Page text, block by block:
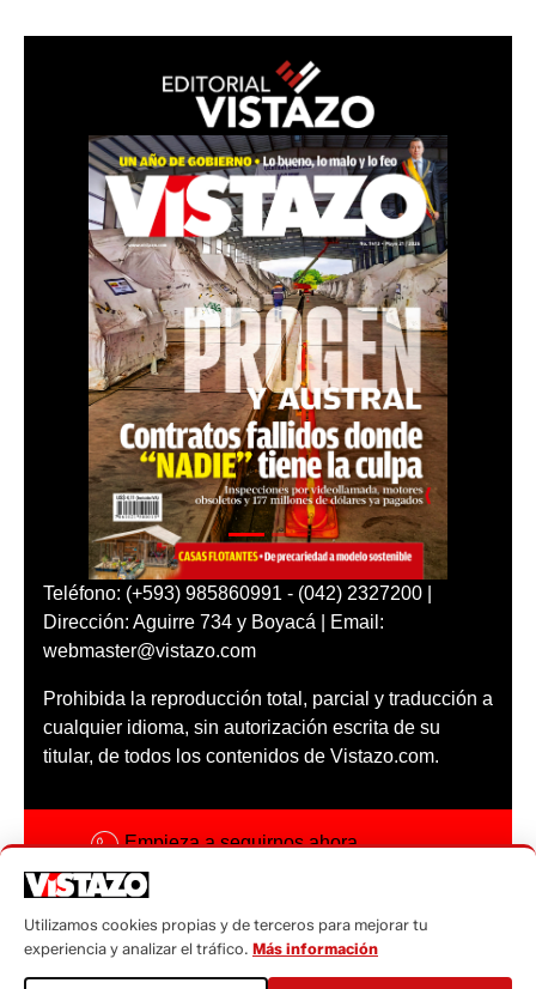
Teléfono: (+593) 985860991 - (042) 2327200 |
Dirección: Aguirre 734 y Boyacá | Email:
webmaster@vistazo.com
Prohibida la reproducción total, parcial y traducción a
cualquier idioma, sin autorización escrita de su
titular, de todos los contenidos de Vistazo.com.
Empieza a seguirnos ahora
Código ética
Sugerencias a:
Utilizamos cookies propias y de terceros para mejorar tu
experiencia y analizar el tráfico. Más información